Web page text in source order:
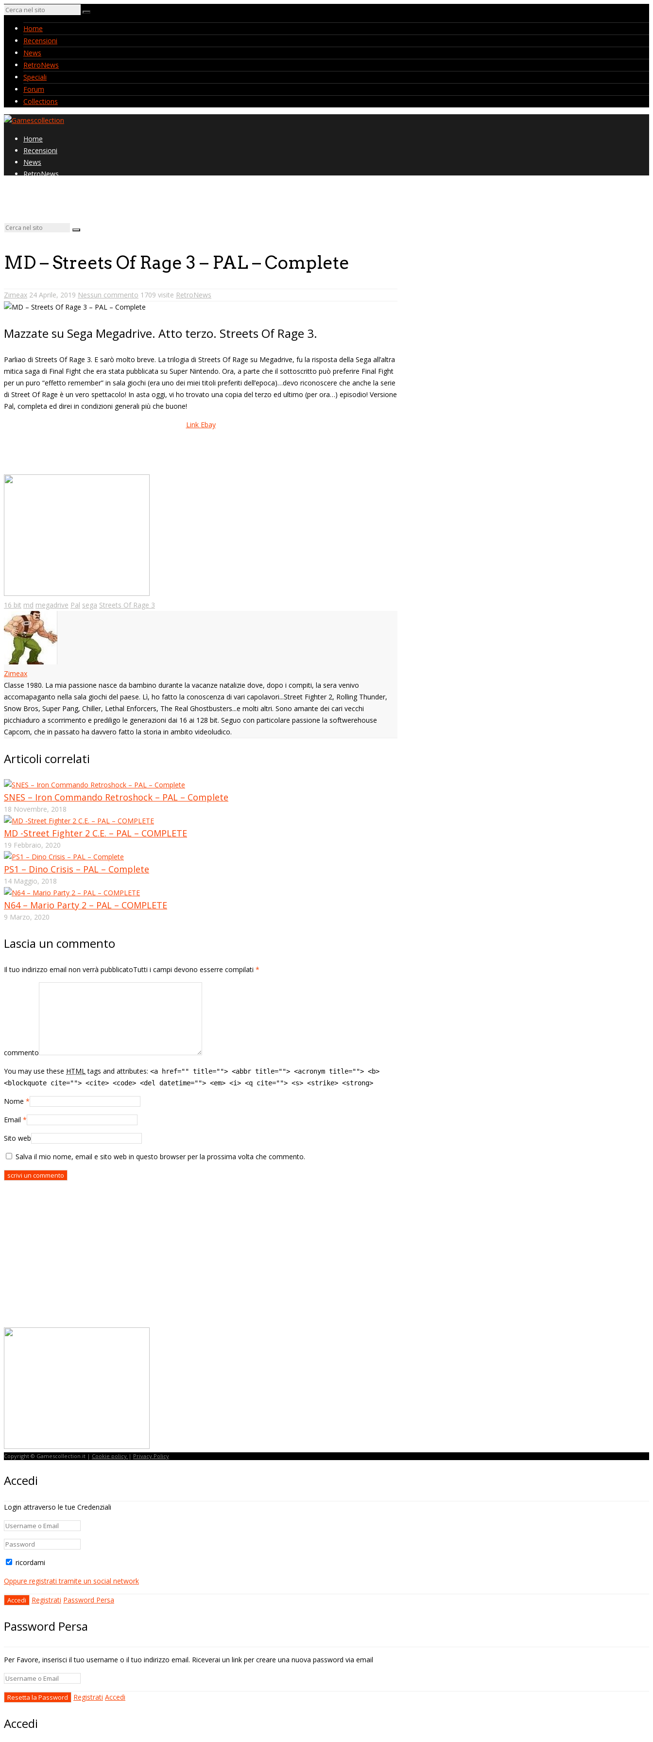
Home
Recensioni
News
RetroNews
Speciali
Forum
Collections
Home
Recensioni
News
RetroNews
MD – Streets Of Rage 3 – PAL – Complete
Zimeax 24 Aprile, 2019 Nessun commento 1709 visite RetroNews
Mazzate su Sega Megadrive. Atto terzo. Streets Of Rage 3.
Parliao di Streets Of Rage 3. E sarò molto breve. La trilogia di Streets Of Rage su Megadrive, fu la risposta della Sega all’altra
mitica saga di Final Fight che era stata pubblicata su Super Nintendo. Ora, a parte che il sottoscritto può preferire Final Fight
per un puro “effetto remember” in sala giochi (era uno dei miei titoli preferiti dell’epoca)…devo riconoscere che anche la serie
di Street Of Rage è un vero spettacolo! In asta oggi, vi ho trovato una copia del terzo ed ultimo (per ora…) episodio! Versione
Pal, completa ed direi in condizioni generali più che buone!
Link Ebay
16 bit md megadrive Pal sega Streets Of Rage 3
Zimeax
Classe 1980. La mia passione nasce da bambino durante la vacanze natalizie dove, dopo i compiti, la sera venivo
accomapaganto nella sala giochi del paese. Lì, ho fatto la conoscenza di vari capolavori...Street Fighter 2, Rolling Thunder,
Snow Bros, Super Pang, Chiller, Lethal Enforcers, The Real Ghostbusters...e molti altri. Sono amante dei cari vecchi
picchiaduro a scorrimento e prediligo le generazioni dai 16 ai 128 bit. Seguo con particolare passione la softwerehouse
Capcom, che in passato ha davvero fatto la storia in ambito videoludico.
Articoli correlati
SNES – Iron Commando Retroshock – PAL – Complete
18 Novembre, 2018
MD -Street Fighter 2 C.E. – PAL – COMPLETE
19 Febbraio, 2020
PS1 – Dino Crisis – PAL – Complete
14 Maggio, 2018
N64 – Mario Party 2 – PAL – COMPLETE
9 Marzo, 2020
Lascia un commento
Il tuo indirizzo email non verrà pubblicatoTutti i campi devono esserre compilati *
commento
You may use these HTML tags and attributes: <a href="" title=""> <abbr title=""> <acronym title=""> <b>
<blockquote cite=""> <cite> <code> <del datetime=""> <em> <i> <q cite=""> <s> <strike> <strong>
Nome *
Email *
Sito web
Salva il mio nome, email e sito web in questo browser per la prossima volta che commento.
Copyright © Gamescollection.it | Cookie policy | Privacy Policy
Accedi
Login attraverso le tue Credenziali
ricordami
Oppure registrati tramite un social network
Registrati Password Persa
Password Persa
Per Favore, inserisci il tuo username o il tuo indirizzo email. Riceverai un link per creare una nuova password via email
Registrati Accedi
Accedi